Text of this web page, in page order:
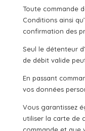
Toute commande
Conditions ainsi
confirmation des
Seul le détenteur
de débit valide
En passant
vos données
Vous garantissez
utiliser la carte de